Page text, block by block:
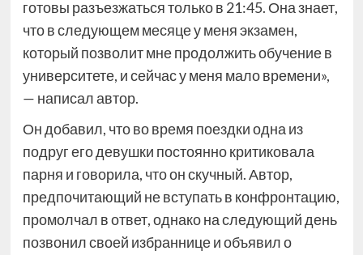
готовы разъезжаться только в 21:45. Она знает,
что в следующем месяце у меня экзамен,
который позволит мне продолжить обучение в
университете, и сейчас у меня мало времени»,
— написал автор.
Он добавил, что во время поездки одна из
подруг его девушки постоянно критиковала
парня и говорила, что он скучный. Автор,
предпочитающий не вступать в конфронтацию,
промолчал в ответ, однако на следующий день
позвонил своей избраннице и объявил о